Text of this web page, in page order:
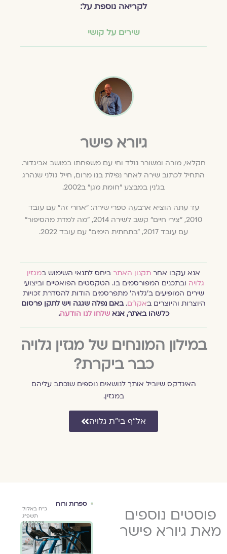
לקריאה נוספת על:
שירים על קושי
גיורא פישר
חקלאי, מורה ומשורר נולד וחי עם משפחתו במושב אביגדור.
התחיל לכתוב שירה לאחר נפילת בנו מרום, חייל גולני שנהרג
בג'נין במבצע "חומת מגן" ב2002.
עד עתה הוציא ארבעה ספרי שירה: "אחרי זה" עם עובד
2010, "צירי חיים" קשב לשירה 2014, "מה למדת מהסיפור"
עם עובד 2017, "בתחתית הימים" עם עובד 2022.
אנא עקבו אחרתקנון האתרביחס לתנאי השימוש ב מגזין
גלויהובתכנים המפורסמים בו. הטקסטים הפואטיים וביצועי
שירים המופיעים ב׳גלויה׳ מתפרסמים הודות להסדרת זכויות
היוצרות והיוצרים ב אקו״ם.באם נפלה שגגה ויש לתקן פרסום
כלשהו באתר, אנאשלחו לנו הודעה.
במילון המונחים של מגזין גלויה
כבר ביקרת?
האינדקס שיוביל אותך לנושאים נוספים שנכתב עליהם
במגזין.
אל״ף בי״ת גלויה
פוסטים נוספים
מאת גיורא פישר
תשפ״ג
ה׳תשפ״ד
ספרות ורוח
כ״ח באלול
תשפ״ג
14.9.2023